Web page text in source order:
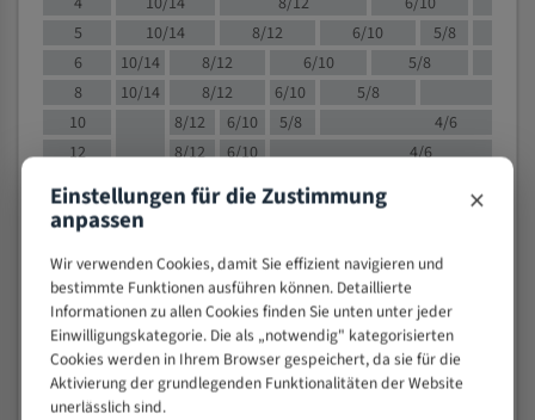
5
10/14 8/12 6/10
5/8
6
10/14 8/12 6/10
5/8
8
10/14 8/12 6/10 5/8
10
8/12 6/10 5/8
4/6
12
8/12 6/10
4/6
8/12 6/10
20
50
4/5
80
> 100
VOLLMATERIAL
Einstellungen für die Zustimmung
anpassen ×
Wir verwenden Cookies, damit Sie effizient navigieren und
bestimmte Funktionen ausführen können. Detaillierte
Informationen zu allen Cookies finden Sie unten unter jeder
Einwilligungskategorie. Die als „notwendig" kategorisierten
Cookies werden in Ihrem Browser gespeichert, da sie für die
Aktivierung der grundlegenden Funktionalitäten der Website
unerlässlich sind.